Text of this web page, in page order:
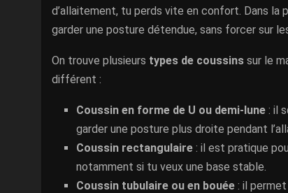
d’allaitement, tu perds vite en confort. Dans la
garder une posture détendue, sans forcer sur
On trouve plusieurs types de coussins sur le
différent :
Coussin en forme de U ou demi-lune : il
garder une posture plus droite pendant
Coussin rectangulaire : il est pratique
notamment si tu veux une base stable.
Coussin tubulaire ou en bouée : il